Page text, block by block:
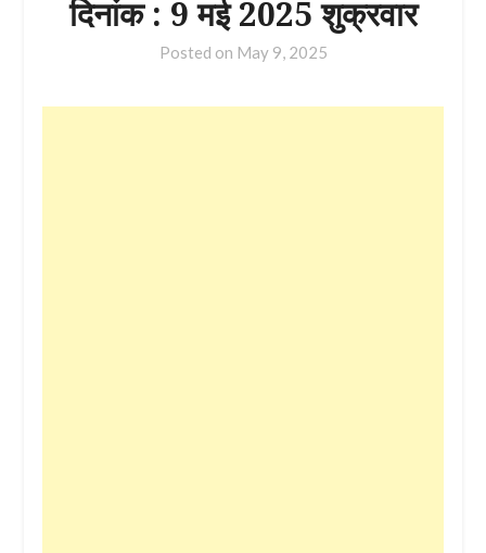
दिनांक : 9 मई 2025 शुक्रवार
Posted on May 9, 2025